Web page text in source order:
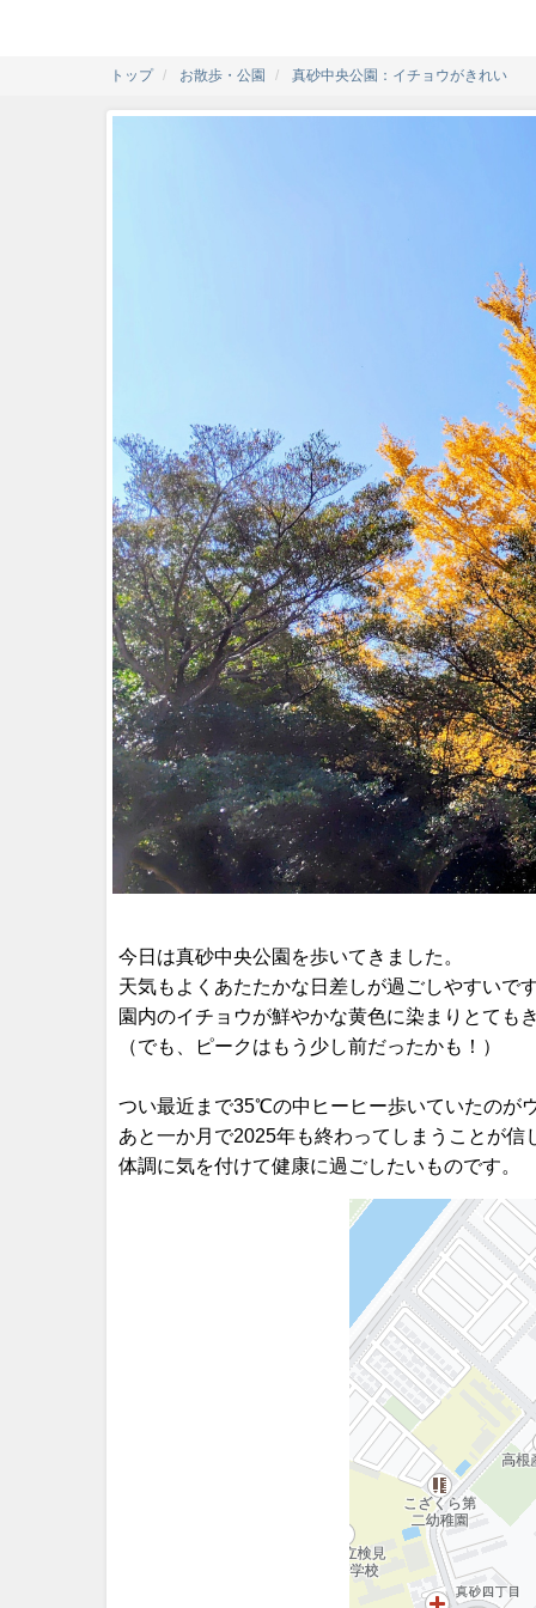
トップ お散歩・公園 真砂中央公園：イチョウがきれい
今日は真砂中央公園を歩いてきました。
天気もよくあたたかな日差しが過ごしやすいで
園内のイチョウが鮮やかな黄色に染まりとても
（でも、ピークはもう少し前だったかも！）
つい最近まで35℃の中ヒーヒー歩いていたのが
あと一か月で2025年も終わってしまうことが信
体調に気を付けて健康に過ごしたいものです。